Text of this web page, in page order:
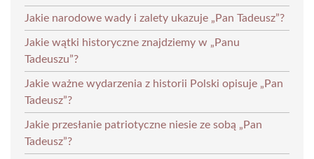
Jakie narodowe wady i zalety ukazuje „Pan Tadeusz”?
Jakie wątki historyczne znajdziemy w „Panu
Tadeuszu”?
Jakie ważne wydarzenia z historii Polski opisuje „Pan
Tadeusz”?
Jakie przesłanie patriotyczne niesie ze sobą „Pan
Tadeusz”?